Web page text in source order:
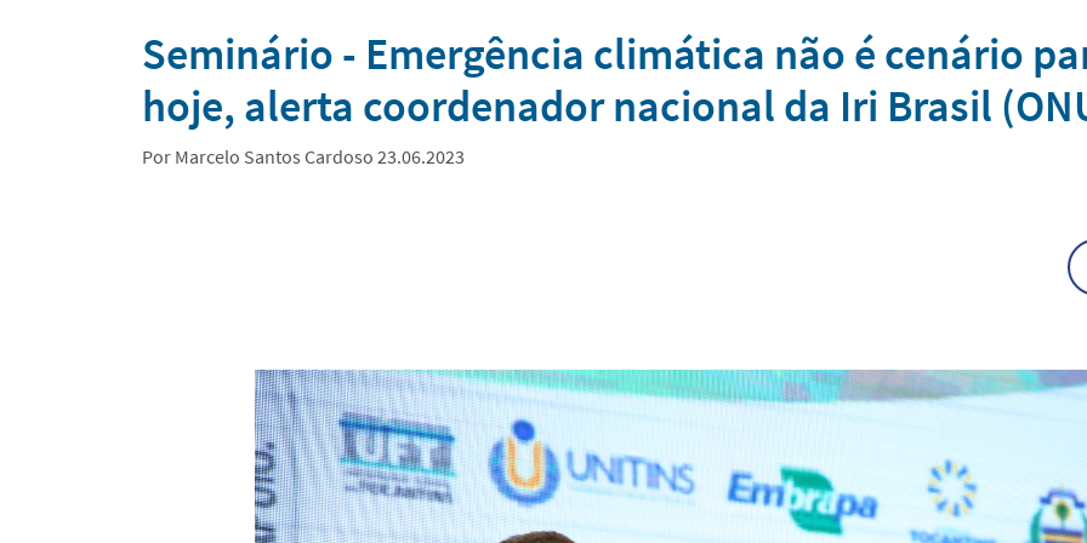
Notícias
Seminário - Emergência climática não é cenário
hoje, alerta coordenador nacional da Iri Brasil
Por Marcelo Santos Cardoso 23.06.2023